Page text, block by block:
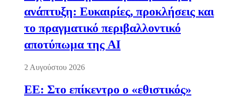
ανάπτυξη: Ευκαιρίες, προκλήσεις και
το πραγματικό περιβαλλοντικό
αποτύπωμα της AI
2 Αυγούστου 2026
ΕΕ: Στο επίκεντρο ο «εθιστικός»